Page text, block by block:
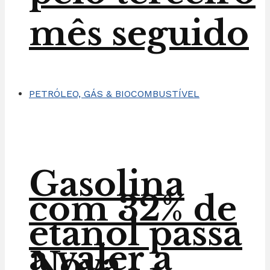
Gasolina
com 32% de
etanol passa
a valer a
mês seguido
PETRÓLEO, GÁS & BIOCOMBUSTÍVEL